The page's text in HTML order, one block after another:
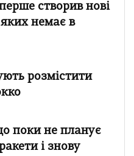
створив нові
немає в
розмістити
поки не планує
і знову